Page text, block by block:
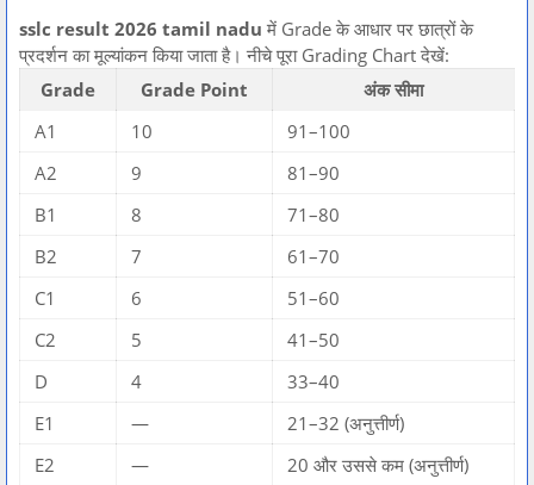
sslc result 2026 tamil nadu में Grade के आधार पर छात्रों के
प्रदर्शन का मूल्यांकन किया जाता है। नीचे पूरा Grading Chart देखें:
Grade
Grade Point
अंक सीमा
A1
10
91–100
A2
9
81–90
B1
8
71–80
B2
7
61–70
C1
6
51–60
C2
5
41–50
D
4
33–40
E1
—
21–32 (अनुत्तीर्ण)
E2
—
20 और उससे कम (अनुत्तीर्ण)